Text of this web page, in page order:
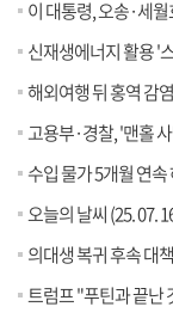
이 대통령, 오송·세
신재생에너지 활용 '
해외여행 뒤 홍역 감
고용부·경찰, '맨홀
수입 물가 5개월 연
오늘의 날씨 (25. 07.
의대생 복귀 후속 대
트럼프 "푸틴과 끝난